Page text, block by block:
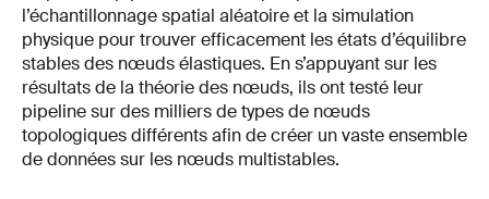
l’échantillonnage spatial aléatoire et la simulation
physique pour trouver efficacement les états d’équilibre
stables des nœuds élastiques. En s’appuyant sur les
résultats de la théorie des nœuds, ils ont testé leur
pipeline sur des milliers de types de nœuds
topologiques différents afin de créer un vaste ensemble
de données sur les nœuds multistables.